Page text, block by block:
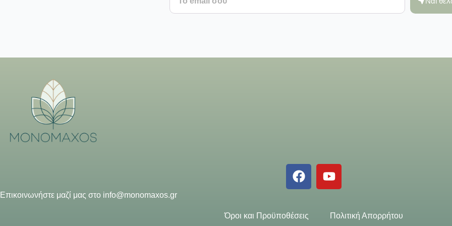
Επικοινωνήστε μαζί μας στο info@monomaxos.gr
Όροι και Προϋποθέσεις Πολιτική Απορρήτου